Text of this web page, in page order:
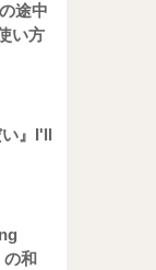
途中
い方
』I'll
の和